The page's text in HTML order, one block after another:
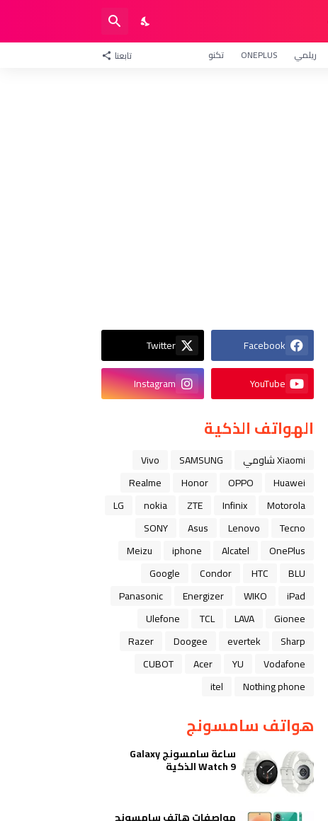
ريلمي ONEPLUS تكنو تابعنا
Facebook
Twitter
YouTube
Instagram
الهواتف الذكية
Xiaomi شاومي SAMSUNG
Vivo
Huawei
OPPO
Honor
Realme
Motorola
Infinix
ZTE
nokia
LG
Tecno
Lenovo
Asus
SONY
OnePlus
Alcatel
iphone
Meizu
BLU
HTC
Condor
Google
iPad
WIKO
Energizer
Panasonic
Gionee
LAVA
TCL
Ulefone
Sharp
evertek
Doogee
Razer
Vodafone
YU
Acer
CUBOT
Nothing phone
itel
هواتف سامسونج
ساعة سامسونج Galaxy
Watch 9 الذكية